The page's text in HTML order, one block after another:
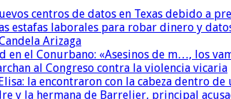
centros de datos en Texas debido a
estafas laborales para robar dinero y
Arizaga
el Conurbano: «Asesinos de m…, los
al Congreso contra la violencia vicaria
la encontraron con la cabeza dentro de
y la hermana de Barrelier, principal